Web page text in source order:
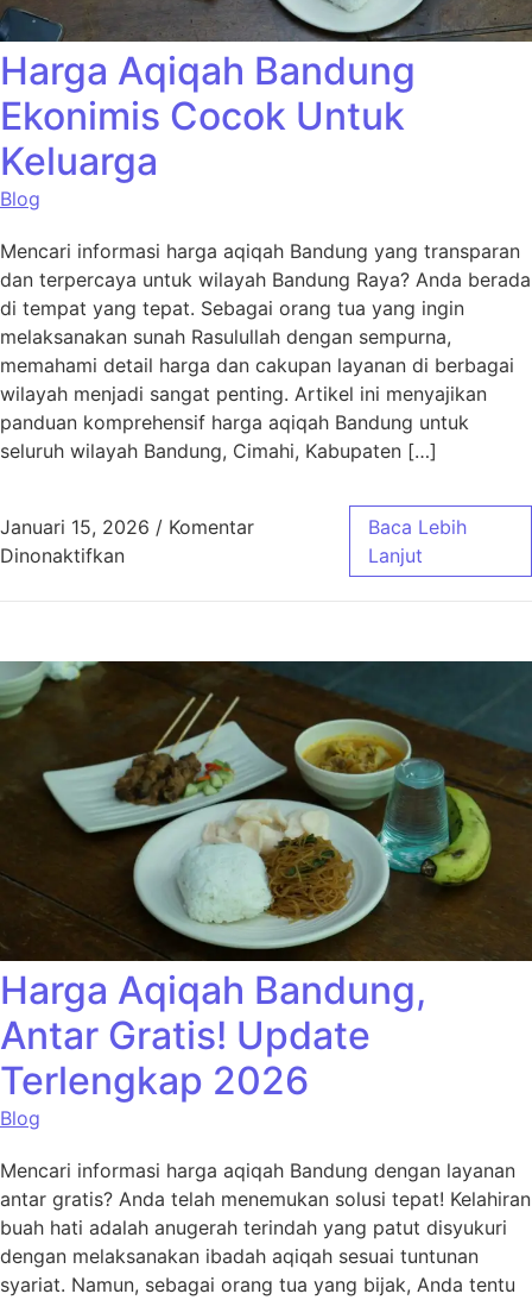
Harga Aqiqah Bandung
Ekonimis Cocok Untuk
Keluarga
Blog
Mencari informasi harga aqiqah Bandung yang transparan
dan terpercaya untuk wilayah Bandung Raya? Anda berada
di tempat yang tepat. Sebagai orang tua yang ingin
melaksanakan sunah Rasulullah dengan sempurna,
memahami detail harga dan cakupan layanan di berbagai
wilayah menjadi sangat penting. Artikel ini menyajikan
panduan komprehensif harga aqiqah Bandung untuk
seluruh wilayah Bandung, Cimahi, Kabupaten […]
Januari 15, 2026 / Komentar
Dinonaktifkanpada Harga Aqiqah Bandung Ekonimis
Baca Lebih
Lanjut
Harga Aqiqah Bandung,
Antar Gratis! Update
Terlengkap 2026
Blog
Mencari informasi harga aqiqah Bandung dengan layanan
antar gratis? Anda telah menemukan solusi tepat! Kelahiran
buah hati adalah anugerah terindah yang patut disyukuri
dengan melaksanakan ibadah aqiqah sesuai tuntunan
syariat. Namun, sebagai orang tua yang bijak, Anda tentu